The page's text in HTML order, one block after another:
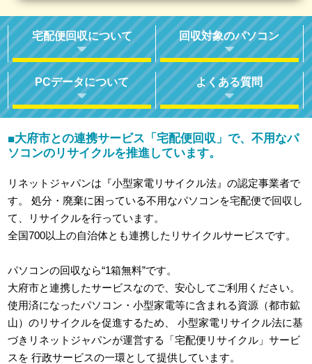
宅配便回収について 回収対象のパソコン
PCデータについて よくある質問
■大府市との連携サービス「宅配便回収」で、不用なパ
ソコンのリサイクルを推進しています。
リネットジャパンは『小型家電リサイクル法』の認定事業者で
す。
処分・廃棄に困っている不用なパソコンを宅配便で回収し
て、リサイクルを行っています。
全国700以上の自治体とも連携したリサイクルサービスです。
パソコンの回収なら“1箱無料”です。
大府市と連携したサービスなので、安心してご利用ください。
使用済になったパソコン・小型家電等に含まれる資源（都市鉱
山）のリサイクルを促進するため、
小型家電リサイクル法に基
づきリネットジャパンが運営する「宅配便リサイクル」サービ
スを 行政サービスの一環として提供しています。